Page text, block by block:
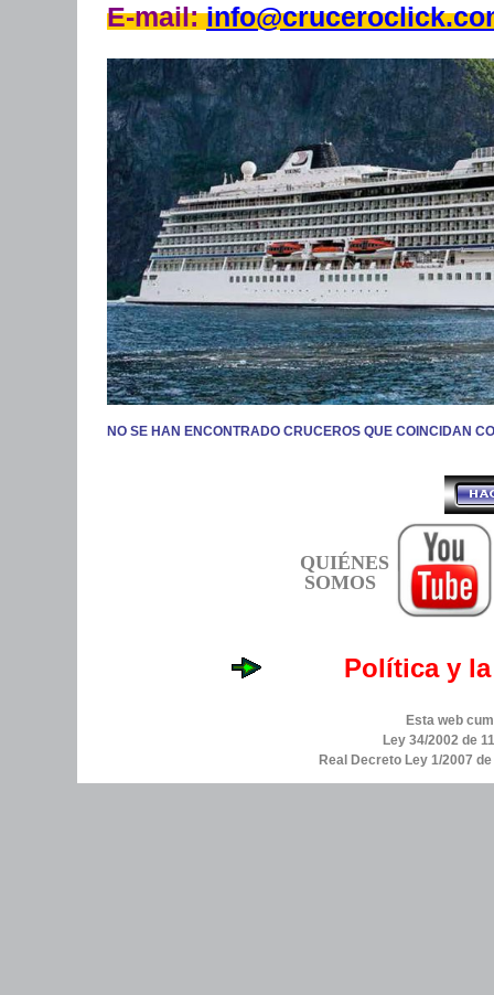
E-mail:
NO SE HAN ENCONTRADO CRUCEROS QUE COINCIDAN
QUIÉNES
SOMOS
Política y
Esta web
Ley 34/2002 de
Real Decreto Ley 1/2007